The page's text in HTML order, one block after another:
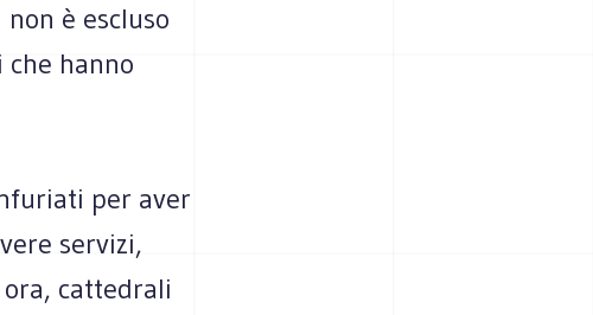
è escluso
hanno
per aver
servizi,
cattedrali